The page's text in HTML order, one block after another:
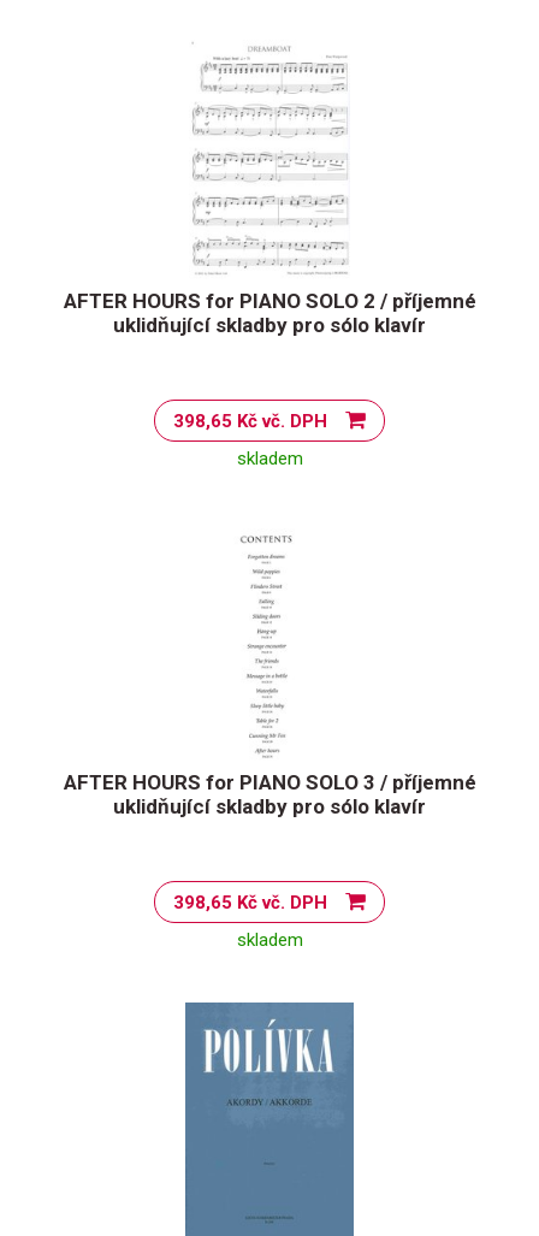
AFTER HOURS for PIANO SOLO 2 / příjemné
uklidňující skladby pro sólo klavír
398,65 Kč vč. DPH
skladem
AFTER HOURS for PIANO SOLO 3 / příjemné
uklidňující skladby pro sólo klavír
398,65 Kč vč. DPH
skladem